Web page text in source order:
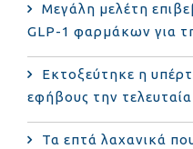
Μεγάλη μελέτη
GLP-1 φαρμάκων για
Εκτοξεύτηκε η
εφήβους την τελευταία
Τα επτά λαχανικά